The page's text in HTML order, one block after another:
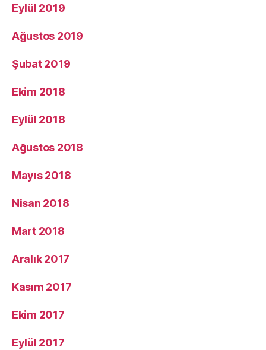
Eylül 2019
Ağustos 2019
Şubat 2019
Ekim 2018
Eylül 2018
Ağustos 2018
Mayıs 2018
Nisan 2018
Mart 2018
Aralık 2017
Kasım 2017
Ekim 2017
Eylül 2017